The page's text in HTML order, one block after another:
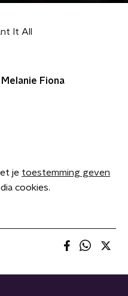
It All
Melanie Fiona
je toestemming geven
cookies.